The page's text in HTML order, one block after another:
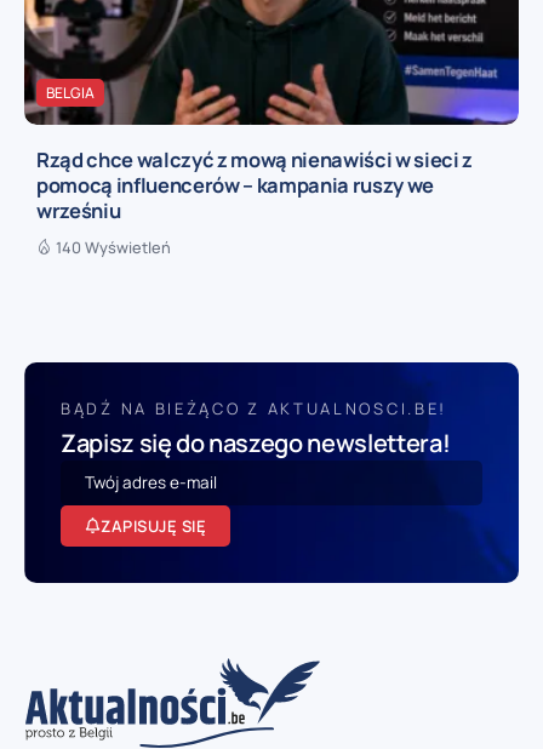
BELGIA
Rząd chce walczyć z mową nienawiści w sieci z
pomocą influencerów – kampania ruszy we
wrześniu
140 Wyświetleń
BĄDŹ NA BIEŻĄCO Z AKTUALNOSCI.BE!
Zapisz się do naszego newslettera!
ZAPISUJĘ SIĘ